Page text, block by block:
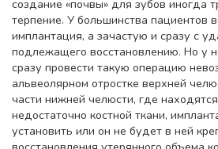
создание «почвы» для зубов иногда
терпение. У большинства пациентов
имплантация, а зачастую и сразу с
подлежащего восстановлению. Но у
сразу провести такую операцию
альвеолярном отростке верхней
части нижней челюсти, где
недостаточно костной ткани,
установить или он не будет в ней